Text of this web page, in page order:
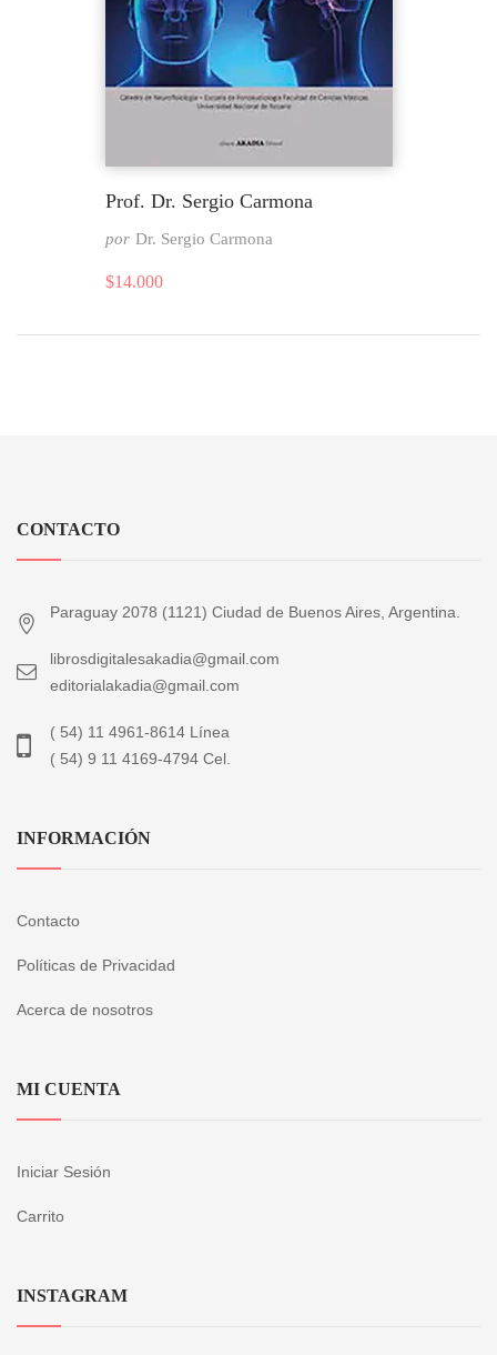
Prof. Dr. Sergio Carmona
por Dr. Sergio Carmona
$14.000
CONTACTO
Paraguay 2078 (1121) Ciudad de Buenos Aires, Argentina.
librosdigitalesakadia@gmail.com
editorialakadia@gmail.com
( 54) 11 4961-8614 Línea
( 54) 9 11 4169-4794 Cel.
INFORMACIÓN
Contacto
Políticas de Privacidad
Acerca de nosotros
MI CUENTA
Iniciar Sesión
Carrito
INSTAGRAM